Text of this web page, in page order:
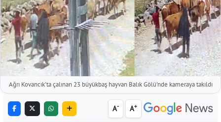
Ağrı Kovancık'ta çalınan 23 büyükbaş hayvan Balık Gölü'nde kameraya takıldı
A- A+